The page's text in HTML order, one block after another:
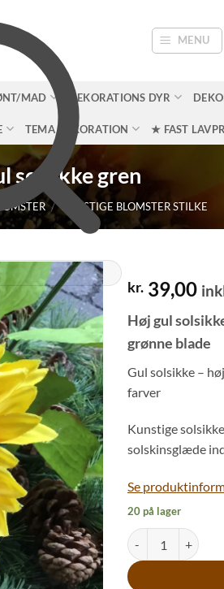
MENU
MAD DEKORATIONS DYR
TEMA DEKORATION ★ FAST
solsikke gren
/ KUNSTIGE BLOMSTER STILKE
kr. 39,00
Høj gul
grønne blade
Gul solsikke –
farver
Kunstige
solskinsglæde
Se
20 på lager
Høj gul solsikke